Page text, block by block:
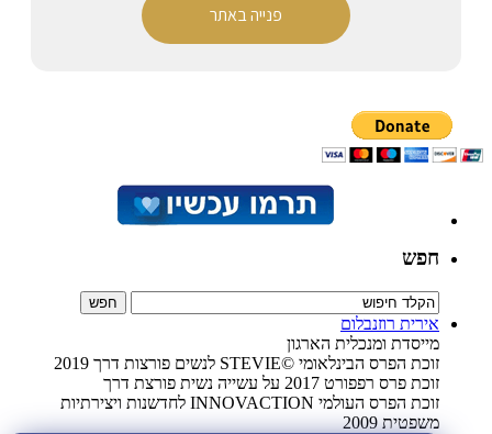
פנייה באתר
חפש
אירית רוזנבלום
מייסדת ומנכלית הארגון
זוכת הפרס הבינלאומי ©STEVIE לנשים פורצות דרך 2019
זוכת פרס רפפורט 2017 על עשייה נשית פורצת דרך
זוכת הפרס העולמי INNOVACTION לחדשנות ויצירתיות
משפטית 2009